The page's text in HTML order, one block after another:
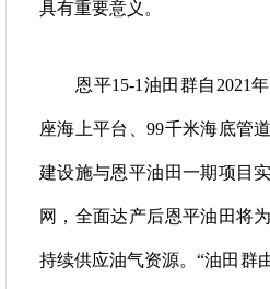
具有重要意义。
恩平15-1油田群自2021年
座海上平台、99千米海底管
建设施与恩平油田一期项目
网，全面达产后恩平油田将
持续供应油气资源。“油田群